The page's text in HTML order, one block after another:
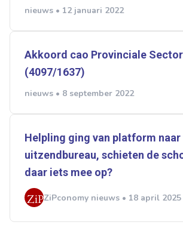
nieuws • 12 januari 2022
Akkoord cao Provinciale
(4097/1637)
nieuws • 8 september 2022
Helpling ging van platform
uitzendbureau, schieten de
daar iets mee op?
ZiPconomy nieuws • 18 april 2025